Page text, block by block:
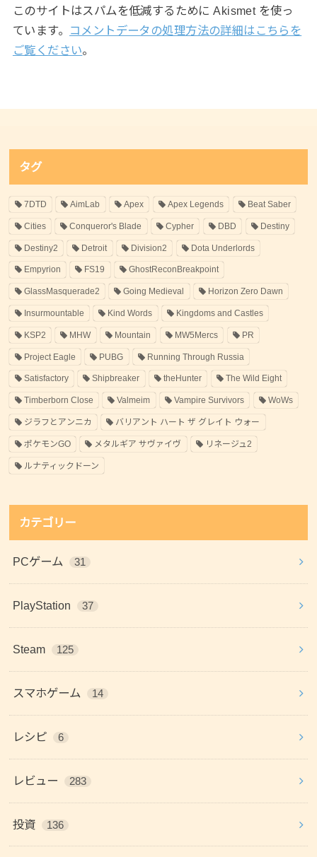
このサイトはスパムを低減するために Akismet を使っ
ています。
コメントデータの処理方法の詳細はこちらを
ご覧ください。
タグ
7DTD AimLab Apex Apex Legends Beat Saber
Cities Conqueror's Blade Cypher DBD Destiny
Destiny2 Detroit Division2 Dota Underlords
Empyrion FS19 GhostReconBreakpoint
GlassMasquerade2 Going Medieval Horizon Zero Dawn
Insurmountable Kind Words Kingdoms and Castles
KSP2 MHW Mountain MW5Mercs PR
Project Eagle PUBG Running Through Russia
Satisfactory Shipbreaker theHunter The Wild Eight
Timberborn Close Valmeim Vampire Survivors WoWs
ジラフとアンニカ バリアント ハート ザ グレイト ウォー
ポケモンGO メタルギア サヴァイヴ リネージュ2
ルナティックドーン
カテゴリー
PCゲーム 31
PlayStation 37
Steam 125
スマホゲーム 14
レシピ 6
レビュー 283
投資 136